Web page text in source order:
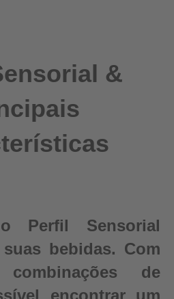
&
Perfil Sensorial
bebidas. Com
de